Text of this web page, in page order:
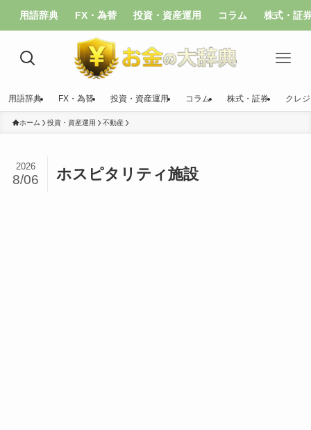
用語辞典 FX・為替 投資・資産運用 コラム 株式・証
用語辞典 FX・為替 投資・資産運用 コラム 株式・証券 クレ
ホーム 投資・資産運用 不動産
ホスピタリティ施設
2026
8/06